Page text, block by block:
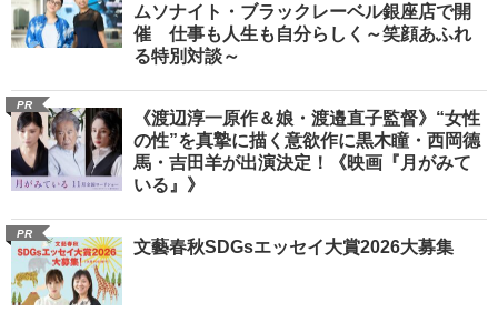
ムソナイト・ブラックレーベル銀座店で開
催 仕事も人生も自分らしく～笑顔あふれ
る特別対談～
PR
《渡辺淳一原作＆娘・渡邉直子監督》“女性
の性”を真摯に描く意欲作に黒木瞳・西岡德
馬・吉田羊が出演決定！《映画『月がみて
いる』》
PR
文藝春秋SDGsエッセイ大賞2026大募集